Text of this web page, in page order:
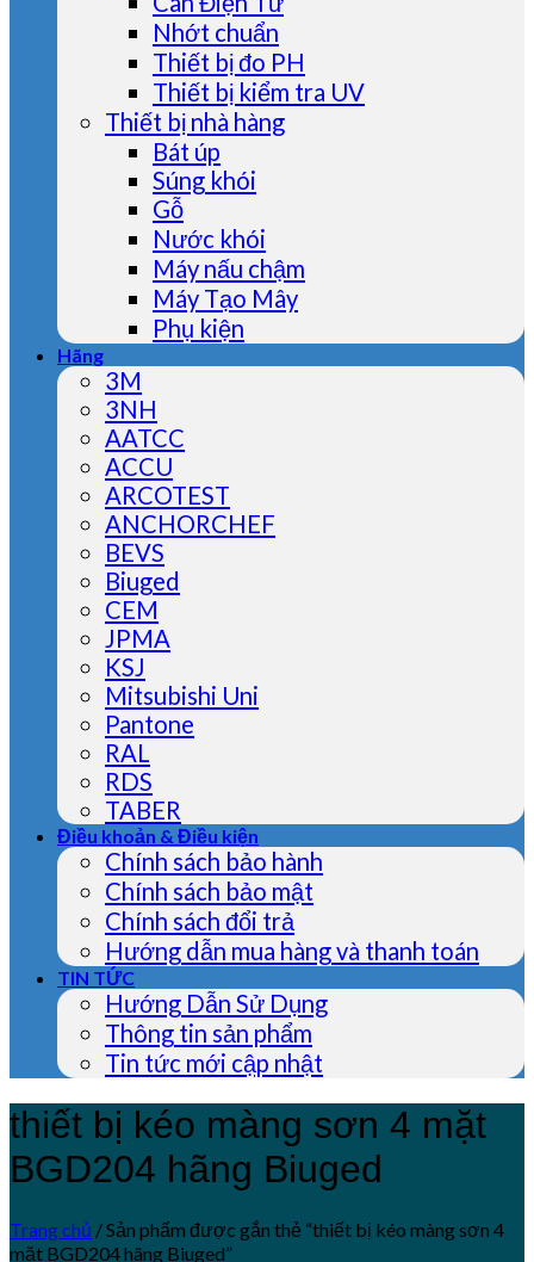
Nhớt chuẩn
Thiết bị đo PH
Thiết bị kiểm tra UV
Thiết bị nhà hàng
Bát úp
Súng khói
Gỗ
Nước khói
Máy nấu chậm
Máy Tạo Mây
Phụ kiện
Hãng
3M
3NH
AATCC
ACCU
ARCOTEST
ANCHORCHEF
BEVS
Biuged
CEM
JPMA
KSJ
Mitsubishi Uni
Pantone
RAL
RDS
TABER
Điều khoản & Điều kiện
Chính sách bảo hành
Chính sách bảo mật
Chính sách đổi trả
Hướng dẫn mua hàng và thanh toán
TIN TỨC
Hướng Dẫn Sử Dụng
Thông tin sản phẩm
Tin tức mới cập nhật
thiết bị kéo màng sơn 4 mặt
BGD204 hãng Biuged
Trang chủ /Sản phẩm được gắn thẻ “thiết bị kéo màng sơn 4
mặt BGD204 hãng Biuged”